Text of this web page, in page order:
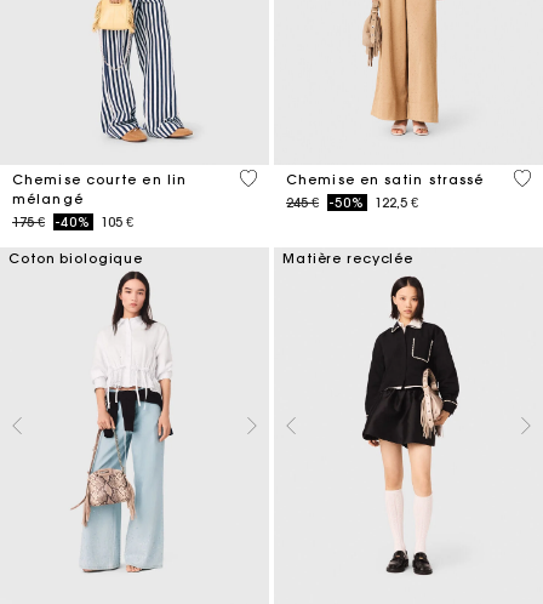
Chemise courte en lin
mélangé
Price reduced from
175 €to-40% 105 €
5 out of 5 Customer Rating
Chemise en satin strassé
Price reduced from
245 €to-50% 122,5 €
5
Coton biologique Matière recyclée